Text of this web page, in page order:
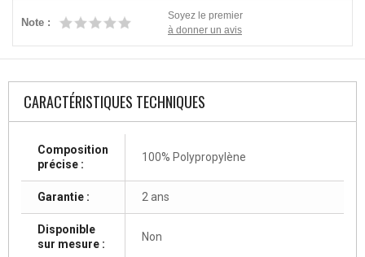
Note :
Soyez le premier
à donner un avis
CARACTÉRISTIQUES TECHNIQUES
Composition
précise :
100% Polypropylène
Garantie : 2 ans
Disponible
sur mesure :
Non